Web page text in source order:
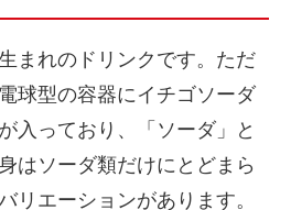
まれのドリンクです。ただ
球型の容器にイチゴソーダ
入っており、「ソーダ」と
はソーダ類だけにとどまら
リエーションがあります。